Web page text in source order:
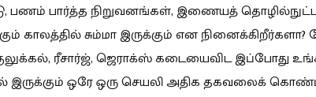
பணம் பார்த்த நிறுவனங்கள், இணையத்
காலத்தில் சும்மா இருக்கும் என
ரீசார்ஜ், ஜெராக்ஸ் கடையைவிட இப்போது
ஒரே ஒரு செயலி அதிக தகவலைக்